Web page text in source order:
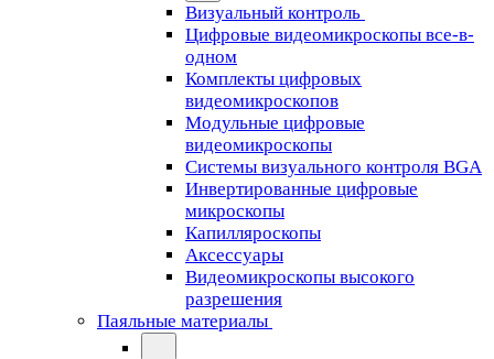
Визуальный контроль
Цифровые видеомикроскопы все-в-
одном
Комплекты цифровых
видеомикроскопов
Модульные цифровые
видеомикроскопы
Cистемы визуального контроля BGA
Инвертированные цифровые
микроскопы
Капилляроскопы
Аксессуары
Видеомикроскопы высокого
разрешения
Паяльные материалы